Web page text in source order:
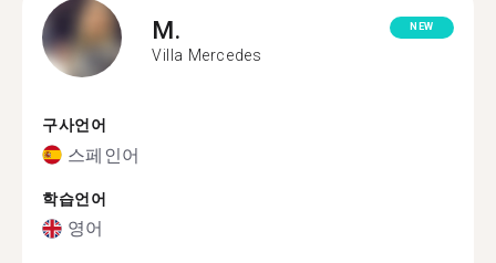
M.
Villa Mercedes
NEW
구사언어
스페인어
학습언어
영어